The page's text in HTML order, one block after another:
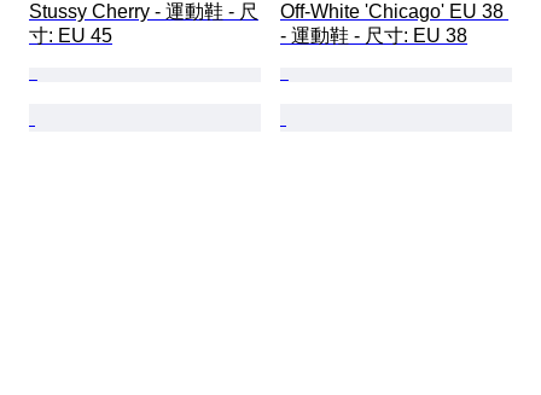
Stussy Cherry - 運動鞋 - 尺
寸: EU 45
Off-White 'Chicago' EU 38
- 運動鞋 - 尺寸: EU 38